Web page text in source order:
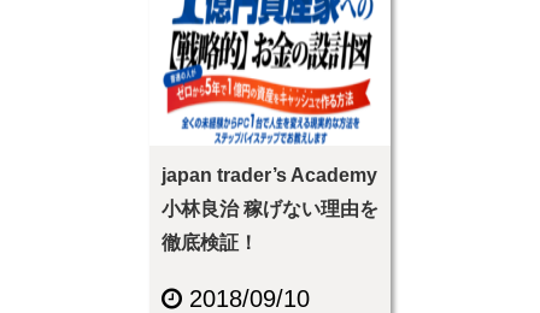
japan trader’s Academy
小林良治 稼げない理由を
徹底検証！
2018/09/10